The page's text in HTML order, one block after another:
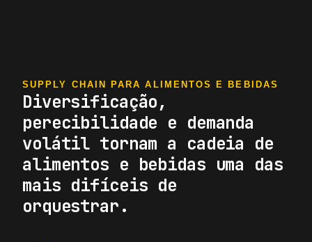
SUPPLY CHAIN PARA ALIMENTOS E BEBIDAS
Diversificação,
perecibilidade e demanda
volátil tornam a cadeia de
alimentos e bebidas uma das
mais difíceis de
orquestrar.